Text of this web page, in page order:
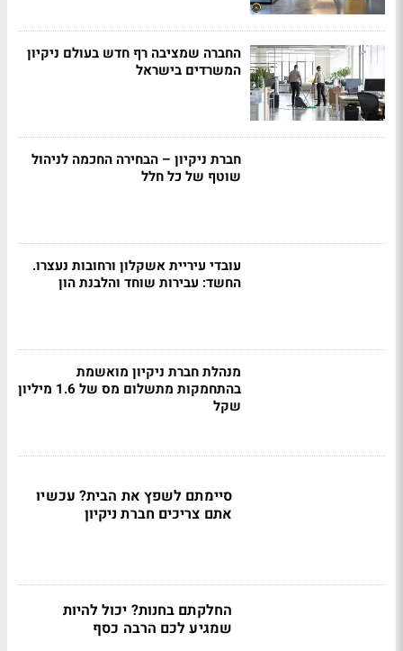
החברה שמציבה רף חדש בעולם ניקיון
המשרדים בישראל
חברת ניקיון – הבחירה החכמה לניהול
שוטף של כל חלל
עובדי עיריית אשקלון ורחובות נעצרו.
החשד: עבירות שוחד והלבנת הון
מנהלת חברת ניקיון מואשמת
בהתחמקות מתשלום מס של 1.6 מיליון
שקל
סיימתם לשפץ את הבית? עכשיו
אתם צריכים חברת ניקיון
החלקתם בחנות? יכול להיות
שמגיע לכם הרבה כסף